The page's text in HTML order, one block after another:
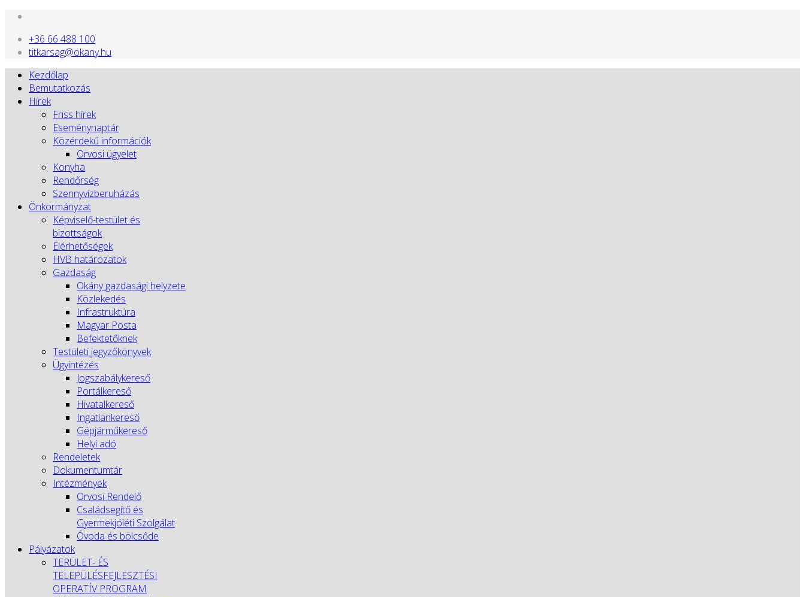
+36 66 488 100
titkarsag@okany.hu
Kezdőlap
Bemutatkozás
Hírek
Friss hírek
Eseménynaptár
Közérdekű információk
Orvosi ügyelet
Konyha
Rendőrség
Szennyvízberuházás
Önkormányzat
Képviselő-testület és
bizottságok
Elérhetőségek
HVB határozatok
Gazdaság
Okány gazdasági helyzete
Közlekedés
Infrastruktúra
Magyar Posta
Befektetőknek
Testületi jegyzőkönyvek
Ügyintézés
Jogszabálykereső
Portálkereső
Hivatalkereső
Ingatlankereső
Gépjárműkereső
Helyi adó
Rendeletek
Dokumentumtár
Intézmények
Orvosi Rendelő
Családsegítő és
Gyermekjóléti Szolgálat
Óvoda és bölcsőde
Pályázatok
TERÜLET- ÉS
TELEPÜLÉSFEJLESZTÉSI
OPERATÍV PROGRAM